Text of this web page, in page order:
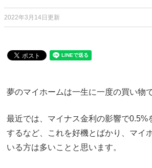
2022年3月14日更新
夢のマイホームは一生に一度の買い物で
最近では、マイナス金利の影響で0.5%
するなど、これを好機とばかり、マイ
いる方は多いことと思います。